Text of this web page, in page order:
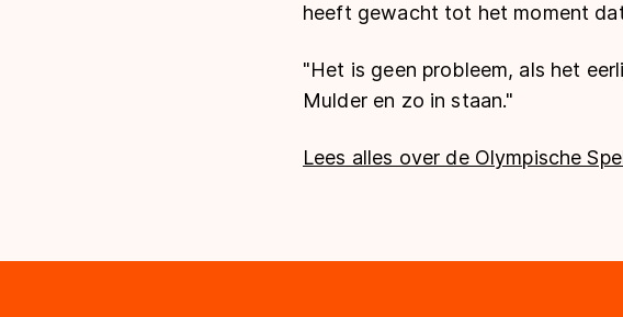
heeft gewacht tot het moment
"Het is geen probleem, als het
Mulder en zo in staan."
Lees alles over de Olympische